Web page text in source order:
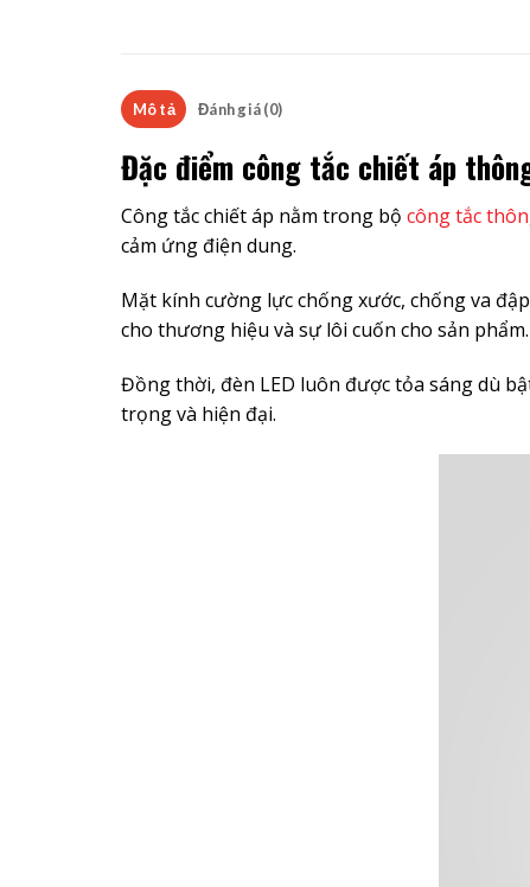
Mô tả Đánh giá (0)
Đặc điểm công tắc chiết áp
Công tắc chiết áp nằm trong bộ công tắc
cảm ứng điện dung.
Mặt kính cường lực chống xước, chống va
cho thương hiệu và sự lôi cuốn cho sản phẩm.
Đồng thời, đèn LED luôn được tỏa sáng dù
trọng và hiện đại.